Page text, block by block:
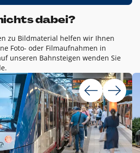
dabei?
zu Bildmaterial helfen wir Ihnen
Foto- oder Filmaufnahmen in
unseren Bahnsteigen wenden Sie